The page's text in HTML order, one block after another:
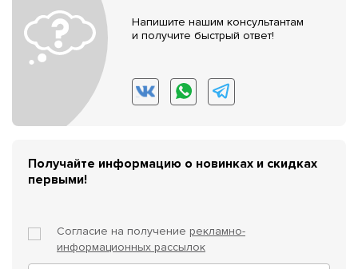
Напишите нашим консультантам
и получите быстрый ответ!
Получайте информацию о новинках и скидках
первыми!
Согласие на получение рекламно-
информационных рассылок